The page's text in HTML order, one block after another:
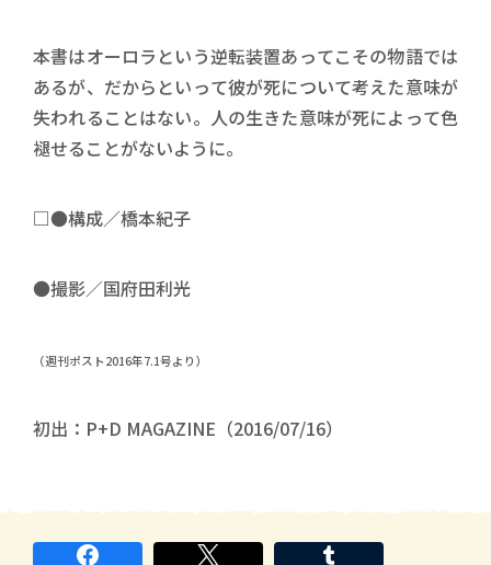
本書はオーロラという逆転装置あってこその物語では
あるが、だからといって彼が死について考えた意味が
失われることはない。人の生きた意味が死によって色
褪せることがないように。
□●構成／橋本紀子
●撮影／国府田利光
（週刊ポスト2016年7.1号より）
初出：P+D MAGAZINE（2016/07/16）